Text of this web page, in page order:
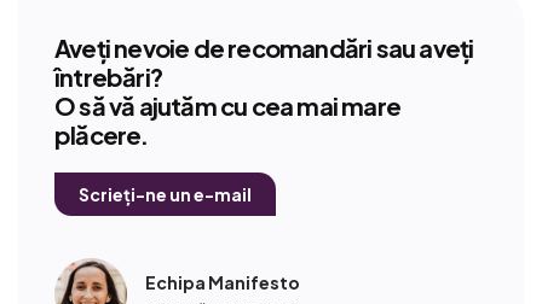
Aveți nevoie de recomandări sau aveți
întrebări?
O să vă ajutăm cu cea mai mare
plăcere.
Scrieți-ne un e-mail
Echipa Manifesto